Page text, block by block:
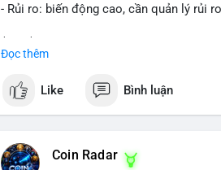
#153btc #10triệuusd #chuyểnvílớn
- Rủi ro: biến động cao, cần quản lý rủi ro
📰 Nguồn: CoinDesk
Đọc thêm
Like Bình luận
Coin Radar